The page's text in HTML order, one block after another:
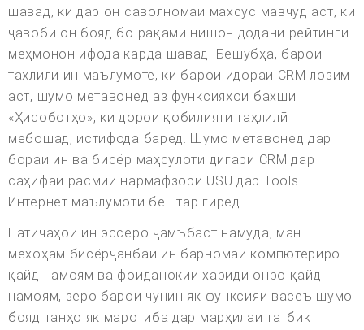
шавад, ки дар он саволномаи махсус мавҷуд аст, ки
ҷавоби он бояд бо рақами нишон додани рейтинги
меҳмонон ифода карда шавад. Бешубҳа, барои
таҳлили ин маълумоте, ки барои идораи CRM лозим
аст, шумо метавонед аз функсияҳои бахши
«Ҳисоботҳо», ки дорои қобилияти таҳлилӣ
мебошад, истифода баред. Шумо метавонед дар
бораи ин ва бисёр маҳсулоти дигари CRM дар
саҳифаи расмии нармафзори USU дар Tools
Интернет маълумоти бештар гиред.
Натиҷаҳои ин эссеро ҷамъбаст намуда, ман
мехоҳам бисёрҷанбаи ин барномаи компютериро
қайд намоям ва фоиданокии хариди онро қайд
намоям, зеро барои чунин як функсияи васеъ шумо
бояд танҳо як маротиба дар марҳилаи татбиқ